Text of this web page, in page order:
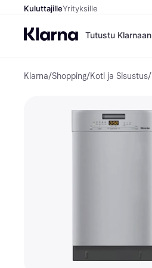
KuluttajilleYrityksille
Tutustu Klarnaan
Klarna/Shopping/Koti ja Sisustus/